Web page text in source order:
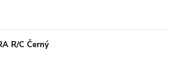
R/C Černý